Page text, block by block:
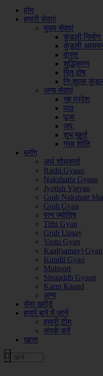
होम
हमारी सेवाएं
मुख्य सेवाएं
कुंडली निर्माण
कुंडली
वास्तु
शुद्धिकरण
पितृ दोष
निःशुल्क
अन्य सेवाएं
गृह प्रवेश
पाठ
पूजा
जप,
शुभ मुहूर्त
ग्रह शांति
ब्लॉग
अर्थ शोधकर्ता
Rashi Gyaan
Nakshatra Gyaan
Jyotish Vigyan
Grah Nakshatr
Grah Gyan
रत्न ज्योतिष
Tithi Gyan
Grah Upaay
Vastu Gyan
Kaal(samay) Gyan
Kundli Gyan
Muhoort
Shraaddh Gyaan
Karm Kaand
अन्य
सेवा खरीदें
हमारे बारे में जानें
हमारी टीम
संपर्क करें
खाता